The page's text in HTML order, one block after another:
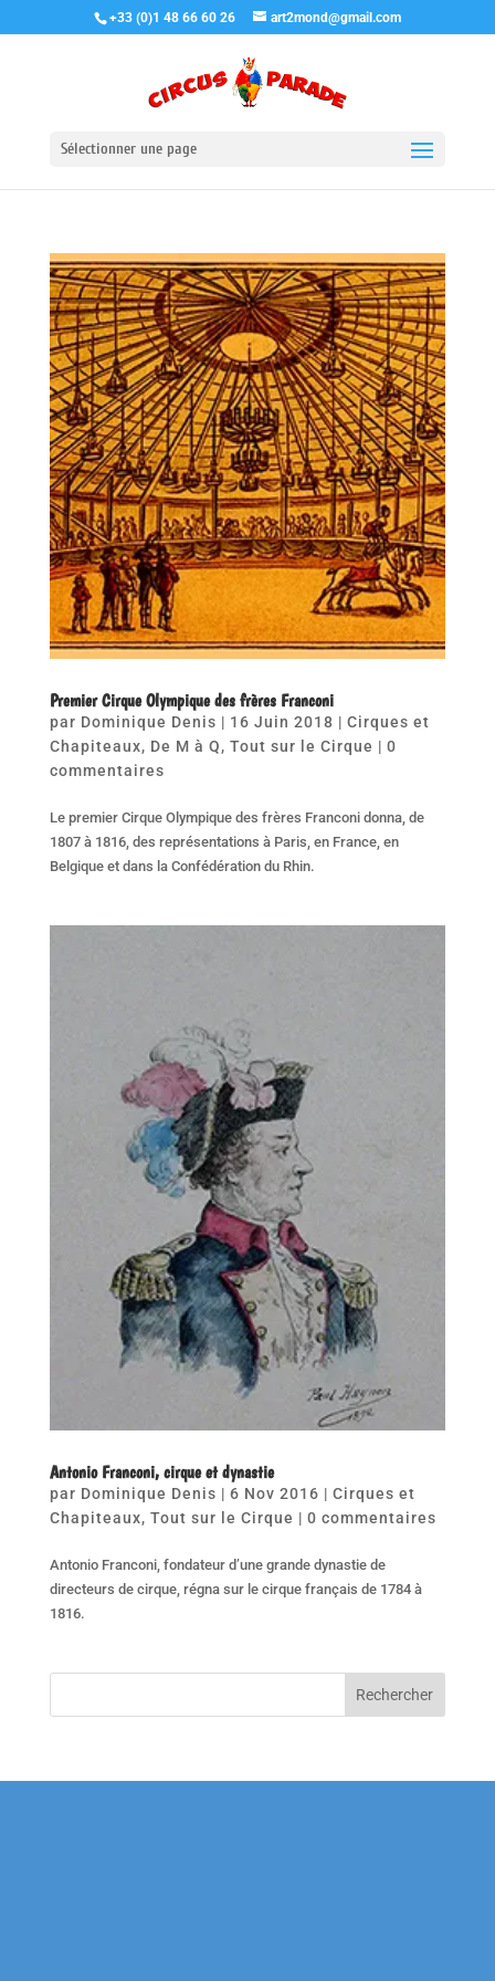
+33 (0)1 48 66 60 26 art2mond@gmail.com
Sélectionner une page
Premier Cirque Olympique des frères Franconi
par Dominique Denis | 16 Juin 2018 | Cirques et
Chapiteaux, De M à Q, Tout sur le Cirque | 0
commentaires
Le premier Cirque Olympique des frères Franconi donna, de
1807 à 1816, des représentations à Paris, en France, en
Belgique et dans la Confédération du Rhin.
Antonio Franconi, cirque et dynastie
par Dominique Denis | 6 Nov 2016 | Cirques et
Chapiteaux, Tout sur le Cirque | 0 commentaires
Antonio Franconi, fondateur d’une grande dynastie de
directeurs de cirque, régna sur le cirque français de 1784 à
1816.